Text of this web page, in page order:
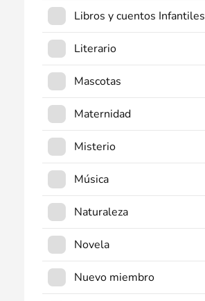
Libros y cuentos Infantiles
Literario
Mascotas
Maternidad
Misterio
Música
Naturaleza
Novela
Nuevo miembro